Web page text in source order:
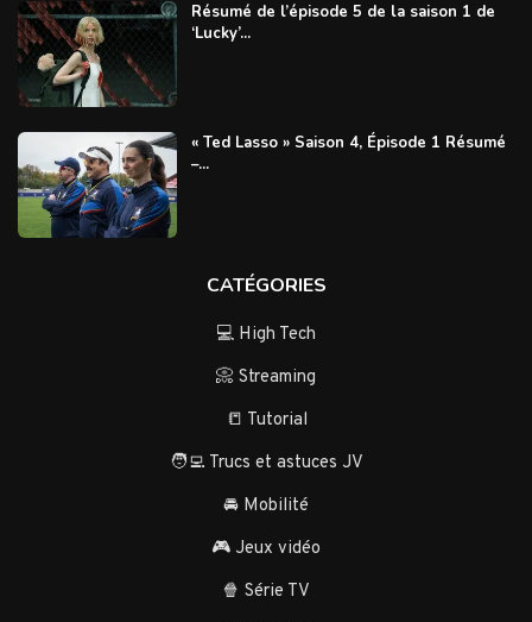
Résumé de l’épisode 5 de la saison 1 de
‘Lucky’...
« Ted Lasso » Saison 4, Épisode 1 Résumé
–...
CATÉGORIES
💻 High Tech
📀 Streaming
📒 Tutorial
🧑‍💻 Trucs et astuces JV
🚘 Mobilité
🎮 Jeux vidéo
🍿 Série TV